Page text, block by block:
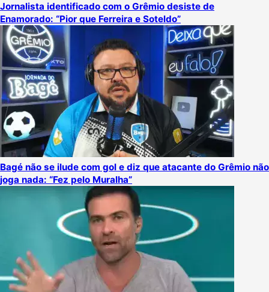
Jornalista identificado com o Grêmio desiste de
Enamorado: “Pior que Ferreira e Soteldo”
Bagé não se ilude com gol e diz que atacante do Grêmio não
joga nada: “Fez pelo Muralha”